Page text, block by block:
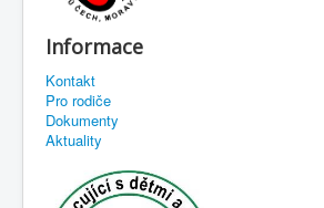
Informace
Kontakt
Pro rodiče
Dokumenty
Aktuality